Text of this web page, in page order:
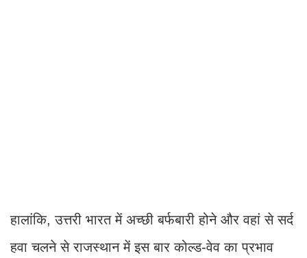
हालांकि, उत्तरी भारत में अच्छी बर्फबारी होने और वहां से सर्द
हवा चलने से राजस्थान में इस बार कोल्ड-वेव का प्रभाव